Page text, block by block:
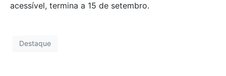
acessível, termina a 15 de setembro.
Destaque